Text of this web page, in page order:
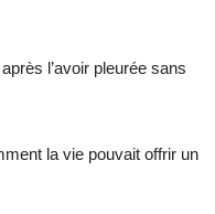
l’avoir pleurée sans
la vie pouvait offrir un